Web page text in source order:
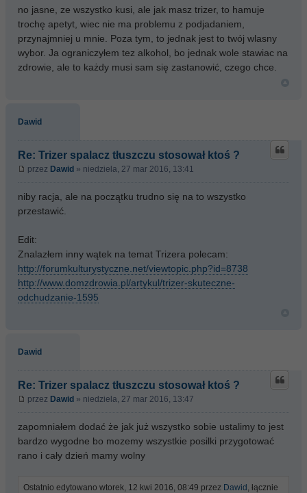
no jasne, ze wszystko kusi, ale jak masz trizer, to hamuje
trochę apetyt, wiec nie ma problemu z podjadaniem,
przynajmniej u mnie. Poza tym, to jednak jest to twój wlasny
wybor. Ja ograniczyłem tez alkohol, bo jednak wole stawiac na
zdrowie, ale to każdy musi sam się zastanowić, czego chce.
Dawid
Re: Trizer spalacz tłuszczu stosował ktoś ?
przez Dawid » niedziela, 27 mar 2016, 13:41
niby racja, ale na początku trudno się na to wszystko
przestawić.
Edit:
Znalazłem inny wątek na temat Trizera polecam:
http://forumkulturystyczne.net/viewtopic.php?id=8738
http://www.domzdrowia.pl/artykul/trizer-skuteczne-
odchudzanie-1595
Dawid
Re: Trizer spalacz tłuszczu stosował ktoś ?
przez Dawid » niedziela, 27 mar 2016, 13:47
zapomniałem dodać że jak już wszystko sobie ustalimy to jest
bardzo wygodne bo mozemy wszystkie posilki przygotować
rano i cały dzień mamy wolny
Ostatnio edytowano wtorek, 12 kwi 2016, 08:49 przez Dawid , łącznie